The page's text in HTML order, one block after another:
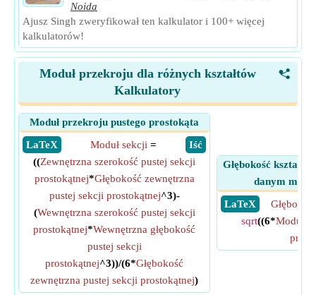
Noida
Ajusz Singh zweryfikował ten kalkulator i 100+ więcej
kalkulatorów!
<
Moduł przekroju dla różnych kształtów
Kalkulatory
Moduł przekroju pustego prostokąta
​ LaTeX
​ Iść
Moduł sekcji =
((Zewnętrzna szerokość pustej sekcji
prostokątnej*Głębokość zewnętrzna
pustej sekcji prostokątnej^3)-
(Wewnętrzna szerokość pustej sekcji
prostokątnej*Wewnętrzna głębokość
pustej sekcji
prostokątnej^3))/(6*Głębokość
zewnętrzna pustej sekcji prostokątnej)
Głębokość
danym
​ LaTeX
sqrt((6*Moduł